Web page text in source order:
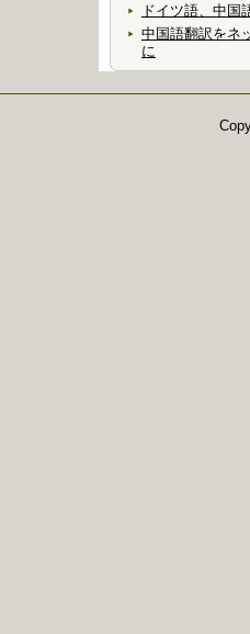
ドイツ語、中国
中国語翻訳をネ
に